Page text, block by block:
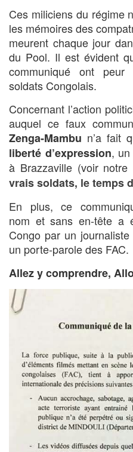
Ces miliciens du régime
les mémoires des
meurent chaque jour
du Pool. Il est évident
communiqué ont
soldats Congolais.
Concernant l’action
auquel ce faux
Zenga-Mambu n’a fait
liberté d’expression,
à Brazzaville (voir notre
vrais soldats, le temps
En plus, ce
nom et sans en-tête a
Congo par un
un porte-parole des FAC.
Allez y comprendre,